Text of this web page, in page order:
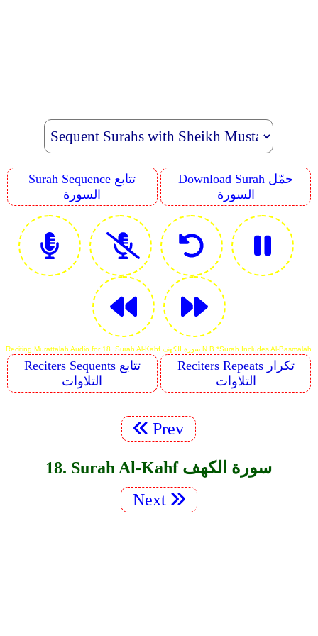
Surah Sequence تتابع
السورة
Download Surah حمّل
السورة
Reciting Murattalah Audio for 18. Surah Al-Kahf سورة الكهف N.B *Surah Includes Al-Basmalah
Reciters Sequents تتابع
التلاوات
Reciters Repeats تكرار
التلاوات
Prev
18. Surah Al-Kahf سورة الكهف
Next